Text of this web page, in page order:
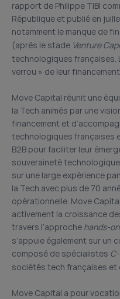
rapport de Philippe TIBI
République et publié en
notamment le manque de
(après le stade Venture
technologiques françaises.
verrou » de leur
Move Capital réunit une
la Tech animés par une
financement et
technologiques françaises
B2B pour faciliter leur
souveraineté technologique
sur une large expérience
la Tech avec plus de 70
opérationnelle. Move
activement la croissance
travers l’approche hands-on
s’appuie également sur un
composé de spécialistes
sociétés tech françaises et
Move Capital a pour